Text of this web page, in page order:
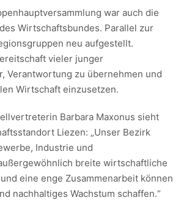
war auch die
Wirtschaftsbundes. Parallel zur
neu aufgestellt.
vieler junger
Verantwortung zu übernehmen und
Wirtschaft einzusetzen.
Barbara Maxonus sieht
Liezen: „Unser Bezirk
Industrie und
breite wirtschaftliche
eine enge Zusammenarbeit können
nachhaltiges Wachstum schaffen.“